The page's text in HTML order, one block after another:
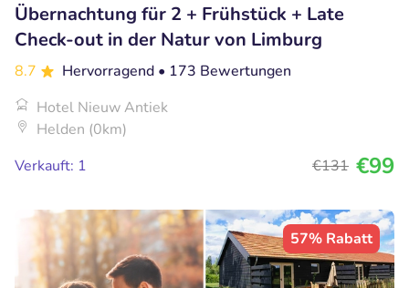
Übernachtung für 2 + Frühstück + Late
Check-out in der Natur von Limburg
8.7 Hervorragend • 173 Bewertungen
Hotel Nieuw Antiek
Helden (0km)
Verkauft: 1
€131 €99
57% Rabatt